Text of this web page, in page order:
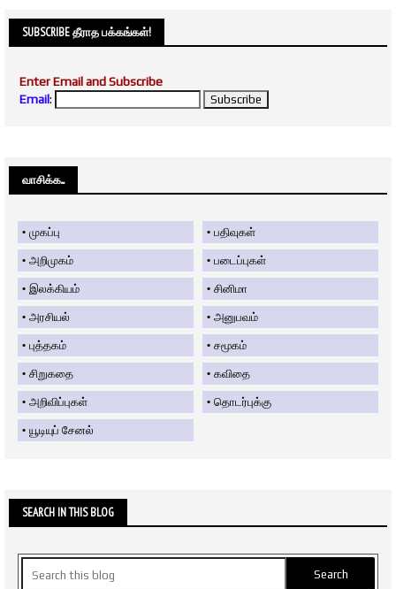
SUBSCRIBE தீராத பக்கங்கள்!
Enter Email and Subscribe
Email:
வாசிக்க....
முகப்பு பதிவுகள்
அறிமுகம் படைப்புகள்
இலக்கியம் சினிமா
அரசியல் அனுபவம்
புத்தகம் சமூகம்
சிறுகதை கவிதை
அறிவிப்புகள் தொடர்புக்கு
யூடியுப் சேனல்
SEARCH IN THIS BLOG